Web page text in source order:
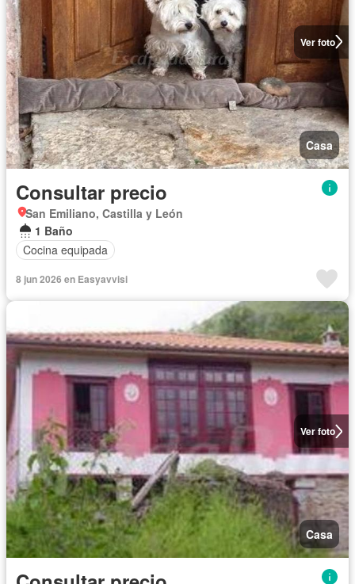
Ver foto
Casa
Consultar precio
San Emiliano, Castilla y León
1 Baño
Cocina equipada
8 jun 2026 en Easyavvisi
Ver foto
Casa